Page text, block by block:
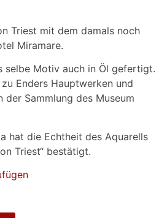
Triest mit dem damals noch
Miramare.
selbe Motiv auch in Öl gefertigt.
Enders Hauptwerken und
Sammlung des Museum
hat die Echtheit des Aquarells
Triest“ bestätigt.